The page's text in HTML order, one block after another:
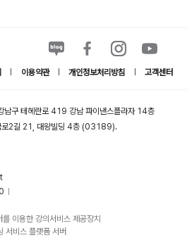
이용약관 개인정보처리방침 고객센터
남구 테헤란로 419 강남 파이낸스플라자 14층
로2길 21, 대왕빌딩 4층 (03189).
이용한 강의서비스 제공장치
비스 플랫폼 서버